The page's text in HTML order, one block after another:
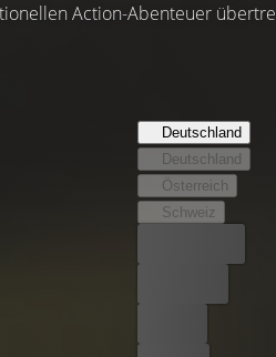
Action-Abenteuer
Deutschland
Deutschland
Österreich
Schweiz